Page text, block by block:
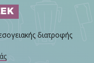
διατροφής